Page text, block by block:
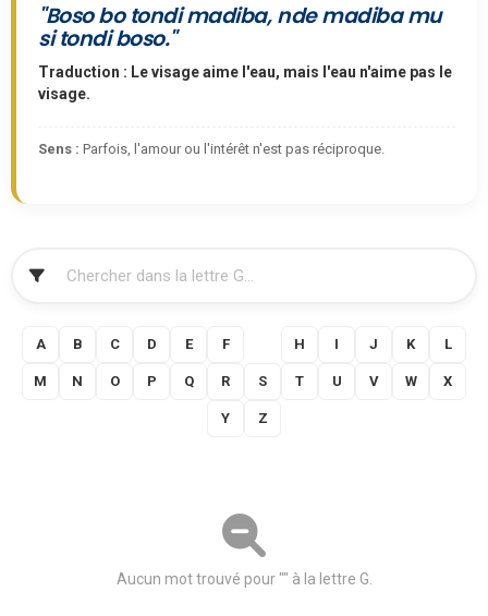
"Boso bo tondi madiba, nde madiba mu
si tondi boso."
Traduction : Le visage aime l'eau, mais l'eau n'aime pas le
visage.
Sens : Parfois, l'amour ou l'intérêt n'est pas réciproque.
A B C D E F H I J K L
M N O P Q R S T U V W X
Y Z
Aucun mot trouvé pour "" à la lettre G.